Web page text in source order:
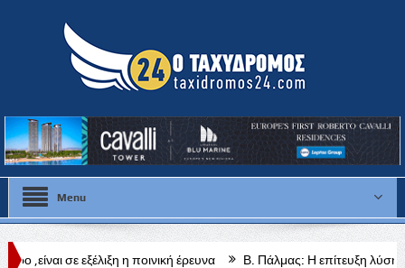
Menu
η ποινική έρευνα Β. Πάλμας: Η επίτευξη λύσης θα είναι ο